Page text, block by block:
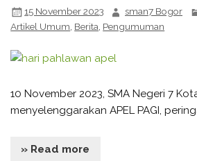
15 November 2023 sman7 Bogor
Artikel Umum Berita Pengumuman
10 November 2023, SMA Negeri 7
menyelenggarakan APEL PAGI,
» Read more